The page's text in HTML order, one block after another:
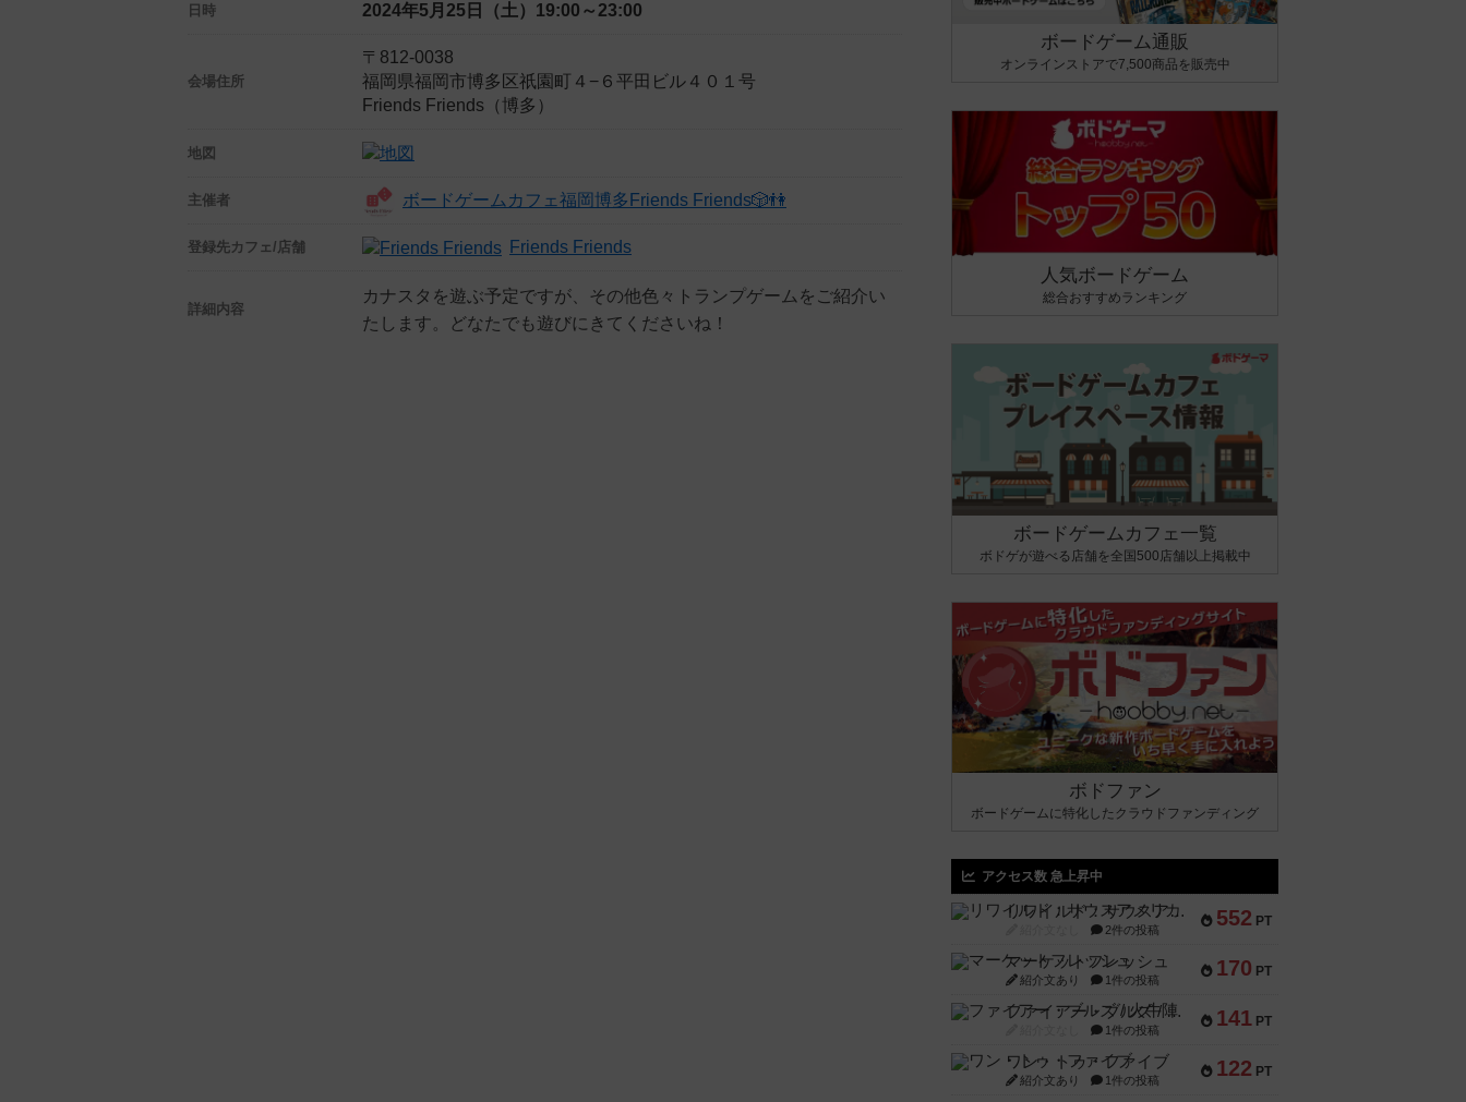
日時 2024年5月25日（土） 19:00～23:00
会場住所
〒812-0038
福岡県福岡市博多区祇園町４−６平田ビル４０１号
Friends Friends（博多）
地図
主催者 ボードゲームカフェ福岡博多Friends Friends🎲👫
登録先カフェ/店舗 Friends Friends
詳細内容
カナスタを遊ぶ予定ですが、その他色々トランプゲームをご紹介い
たします。どなたでも遊びにきてくださいね！
ボードゲーム通販
オンラインストアで7,500商品を販売中
人気ボードゲーム
総合おすすめランキング
ボードゲームカフェ一覧
ボドゲが遊べる店舗を全国500店舗以上掲載中
ボドファン
ボードゲームに特化したクラウドファンディング
アクセス数 急上昇中
552 PT
リワイルド：サウスアメリカ
2件の投稿
170 PT
マーケットフレッシュ
紹介文あり 1件の投稿
141 PT
ファイアー・ブルズ / 火牛陣
1件の投稿
122 PT
ワン・トゥ・ファイブ
紹介文あり 1件の投稿